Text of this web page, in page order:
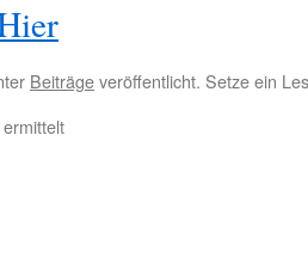
Beiträgeveröffentlicht. Setze ein